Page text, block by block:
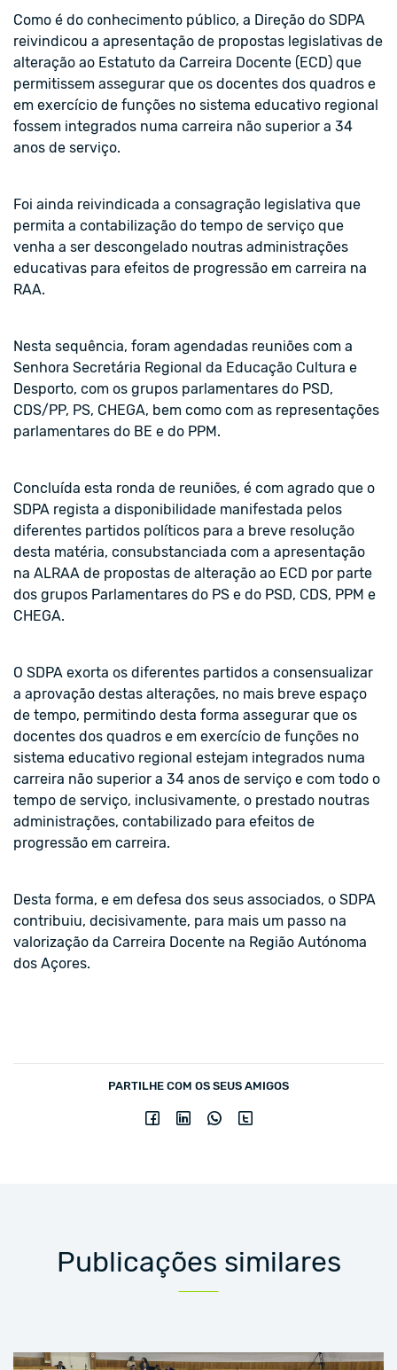
Como é do conhecimento público, a Direção do SDPA
reivindicou a apresentação de propostas legislativas de
alteração ao Estatuto da Carreira Docente (ECD) que
permitissem assegurar que os docentes dos quadros e
em exercício de funções no sistema educativo regional
fossem integrados numa carreira não superior a 34
anos de serviço.
Foi ainda reivindicada a consagração legislativa que
permita a contabilização do tempo de serviço que
venha a ser descongelado noutras administrações
educativas para efeitos de progressão em carreira na
RAA.
Nesta sequência, foram agendadas reuniões com a
Senhora Secretária Regional da Educação Cultura e
Desporto, com os grupos parlamentares do PSD,
CDS/PP, PS, CHEGA, bem como com as representações
parlamentares do BE e do PPM.
Concluída esta ronda de reuniões, é com agrado que o
SDPA regista a disponibilidade manifestada pelos
diferentes partidos políticos para a breve resolução
desta matéria, consubstanciada com a apresentação
na ALRAA de propostas de alteração ao ECD por parte
dos grupos Parlamentares do PS e do PSD, CDS, PPM e
CHEGA.
O SDPA exorta os diferentes partidos a consensualizar
a aprovação destas alterações, no mais breve espaço
de tempo, permitindo desta forma assegurar que os
docentes dos quadros e em exercício de funções no
sistema educativo regional estejam integrados numa
carreira não superior a 34 anos de serviço e com todo o
tempo de serviço, inclusivamente, o prestado noutras
administrações, contabilizado para efeitos de
progressão em carreira.
Desta forma, e em defesa dos seus associados, o SDPA
contribuiu, decisivamente, para mais um passo na
valorização da Carreira Docente na Região Autónoma
dos Açores.
PARTILHE COM OS SEUS AMIGOS
Publicações similares